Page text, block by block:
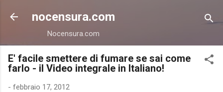
Passa ai contenuti principali
nocensura.com
Nocensura.com
E' facile smettere di fumare se sai come
farlo - il Video integrale in Italiano!
- febbraio 17, 2012